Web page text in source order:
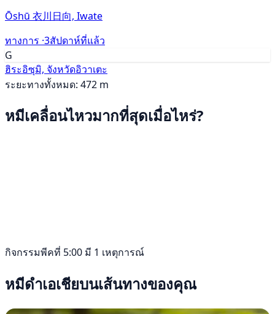
Ōshū 衣川日向, Iwate
ทางการ ·3สัปดาห์ที่แล้ว
G
ฮิระอิซุมิ, จังหวัดอิวาเตะ
ระยะทางทั้งหมด: 472 m
หมีเคลื่อนไหวมากที่สุดเมื่อไหร่?
กิจกรรมพีคที่ 5:00 มี 1 เหตุการณ์
หมีดำเอเชียบนเส้นทางของคุณ